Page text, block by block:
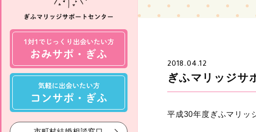
2018.04.12
ぎふマリッジサ
平成30年度ぎふマリッ